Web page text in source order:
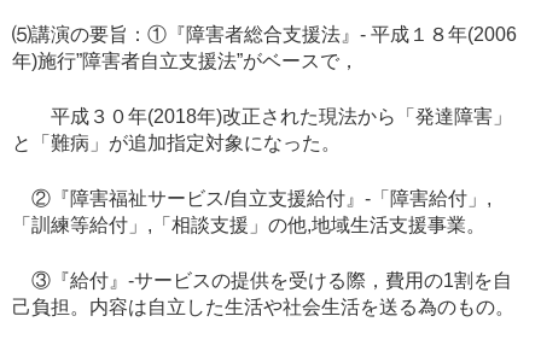
⑸講演の要旨：①『障害者総合支援法』- 平成１８年(2006
年)施行”障害者自立支援法”がベースで，
平成３０年(2018年)改正された現法から「発達障害」
と「難病」が追加指定対象になった。
②『障害福祉サービス/自立支援給付』-「障害給付」,
「訓練等給付」,「相談支援」の他,地域生活支援事業。
③『給付』-サービスの提供を受ける際，費用の1割を自
己負担。内容は自立した生活や社会生活を送る為のもの。